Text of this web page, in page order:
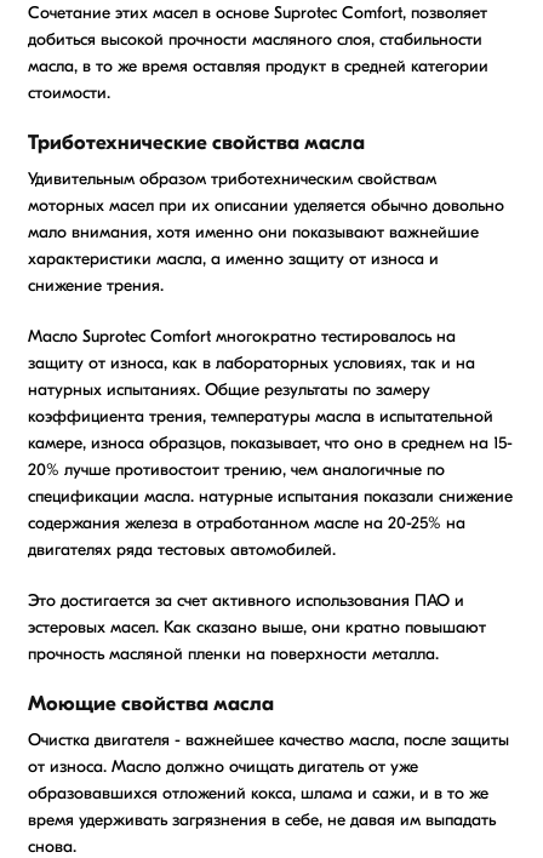
Сочетание этих масел в основе Suprotec Comfort, позволяет
добиться высокой прочности масляного слоя, стабильности
масла, в то же время оставляя продукт в средней категории
стоимости.
Триботехнические свойства масла
Удивительным образом триботехническим свойствам
моторных масел при их описании уделяется обычно довольно
мало внимания, хотя именно они показывают важнейшие
характеристики масла, а именно защиту от износа и
снижение трения.
Масло Suprotec Comfort многократно тестировалось на
защиту от износа, как в лабораторных условиях, так и на
натурных испытаниях. Общие результаты по замеру
коэффициента трения, температуры масла в испытательной
камере, износа образцов, показывает, что оно в среднем на 15-
20% лучше противостоит трению, чем аналогичные по
спецификации масла. натурные испытания показали снижение
содержания железа в отработанном масле на 20-25% на
двигателях ряда тестовых автомобилей.
Это достигается за счет активного использования ПАО и
эстеровых масел. Как сказано выше, они кратно повышают
прочность масляной пленки на поверхности металла.
Моющие свойства масла
Очистка двигателя - важнейшее качество масла, после защиты
от износа. Масло должно очищать дигатель от уже
образовавшихся отложений кокса, шлама и сажи, и в то же
время удерживать загрязнения в себе, не давая им выпадать
снова.